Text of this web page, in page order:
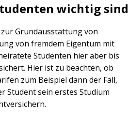
wichtig sind
Grundausstattung von
von fremdem Eigentum mit
Studenten hier aber bis
Hier ist zu beachten, ob
zum Beispiel dann der Fall,
Student sein erstes Studium